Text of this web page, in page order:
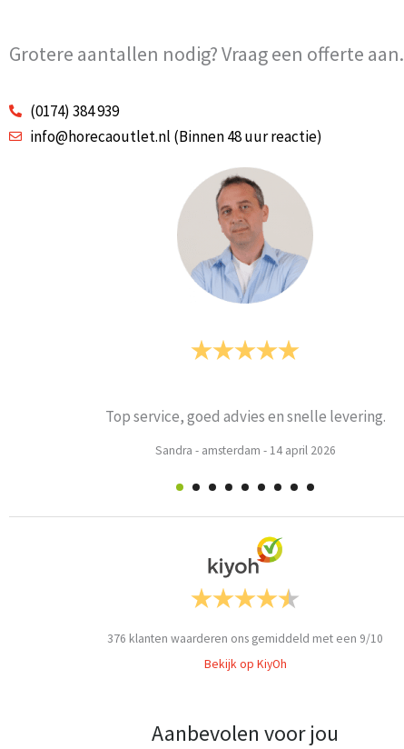
Grotere aantallen nodig? Vraag een offerte aan.
(0174) 384 939
info@horecaoutlet.nl (Binnen 48 uur reactie)
Prima
Weets mieke -Turnhout-3 maart 2026
376 klanten waarderen ons gemiddeld met een 9/10
Bekijk op KiyOh
Aanbevolen voor jou